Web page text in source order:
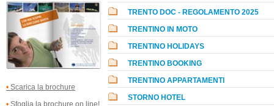
• Scarica la brochure
TRENTO DOC - REGOLAMENTO 2025
TRENTINO IN MOTO
TRENTINO HOLIDAYS
TRENTINO BOOKING
TRENTINO APPARTAMENTI
STORNO HOTEL